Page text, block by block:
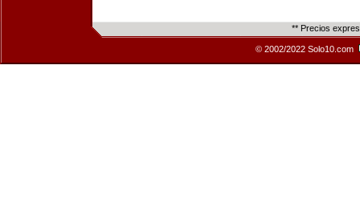
** Precios
© 2002/2022 Solo10.com